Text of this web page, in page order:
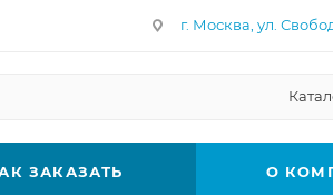
г. Москва, ул.
ЗАКАЗАТЬ О